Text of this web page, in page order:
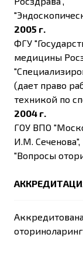
2005 г.
ФГУ
медицины
(дает право
техникой по
2004 г.
ГОУ ВПО
И.М. Сеченова",
"Вопросы